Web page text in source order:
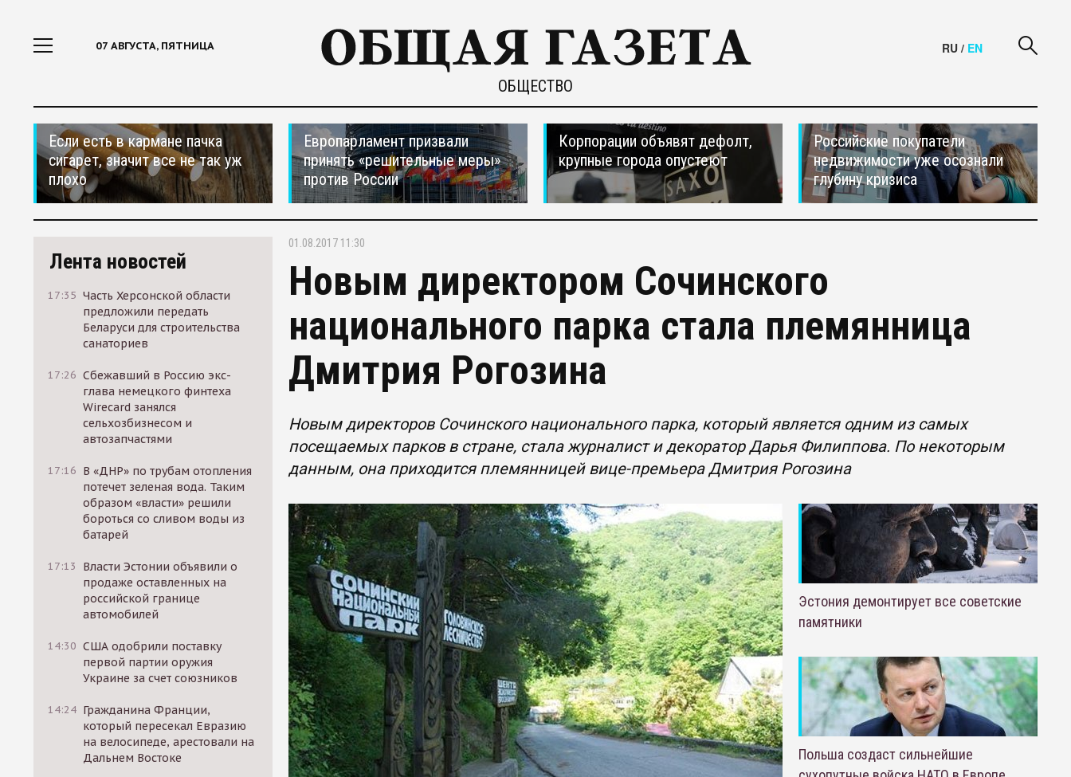
07 АВГУСТА, ПЯТНИЦА
ОБЩЕСТВО
RU / EN
Если есть в кармане пачка
сигарет, значит все не так уж
плохо
Европарламент призвали
принять «решительные меры»
против России
Корпорации объявят дефолт,
крупные города опустеют
Российские покупатели
недвижимости уже осознали
глубину кризиса
Лента новостей
17:35 Часть Херсонской области
предложили передать
Беларуси для строительства
санаториев
17:26 Сбежавший в Россию экс-
глава немецкого финтеха
Wirecard занялся
сельхозбизнесом и
автозапчастями
17:16 В «ДНР» по трубам отопления
потечет зеленая вода. Таким
образом «власти» решили
бороться со сливом воды из
батарей
17:13
Власти Эстонии объявили о
продаже оставленных на
российской границе
автомобилей
14:30 США одобрили поставку
первой партии оружия
Украине за счет союзников
14:24 Гражданина Франции,
который пересекал Евразию
на велосипеде, арестовали на
Дальнем Востоке
01.08.2017 11:30
Новым директором Сочинского
национального парка стала племянница
Дмитрия Рогозина
Новым директоров Сочинского национального парка, который является одним из самых
посещаемых парков в стране, стала журналист и декоратор Дарья Филиппова. По некоторым
данным, она приходится племянницей вице-премьера Дмитрия Рогозина
Эстония демонтирует все советские
памятники
Польша создаст сильнейшие